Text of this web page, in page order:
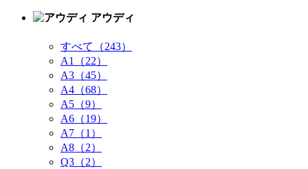
アウディ
すべて（243）
A1（22）
A3（45）
A4（68）
A5（9）
A6（19）
A7（1）
A8（2）
Q3（2）